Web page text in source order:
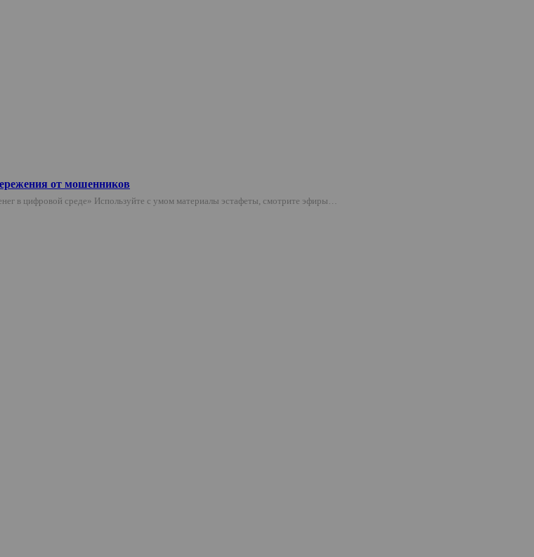
от мошенников
в цифровой среде» Используйте с умом материалы эстафеты, смотрите эфиры…